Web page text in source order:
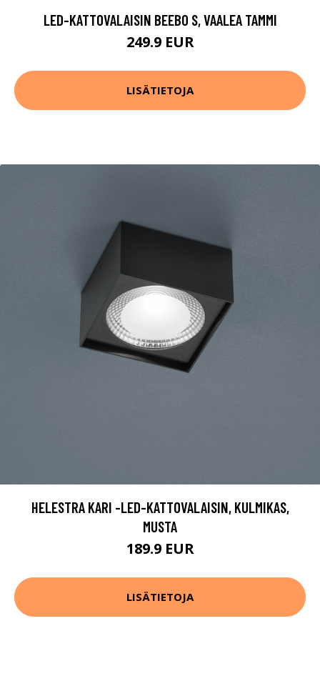
LED-KATTOVALAISIN BEEBO S, VAALEA TAMMI
249.9 EUR
LISÄTIETOJA
HELESTRA KARI -LED-KATTOVALAISIN, KULMIKAS,
MUSTA
189.9 EUR
LISÄTIETOJA